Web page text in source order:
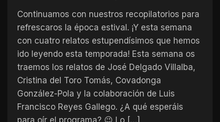
Continuamos con nuestros recopilatorios para
refrescaros la época estival. ¡Y esta semana
con cuatro relatos estupendísimos que hemos
ido leyendo esta temporada! Esta semana os
traemos los relatos de José Delgado Villalba,
Cristina del Toro Tomás, Covadonga
González-Pola y la colaboración de Luis
Francisco Reyes Gallego. ¿A qué esperáis